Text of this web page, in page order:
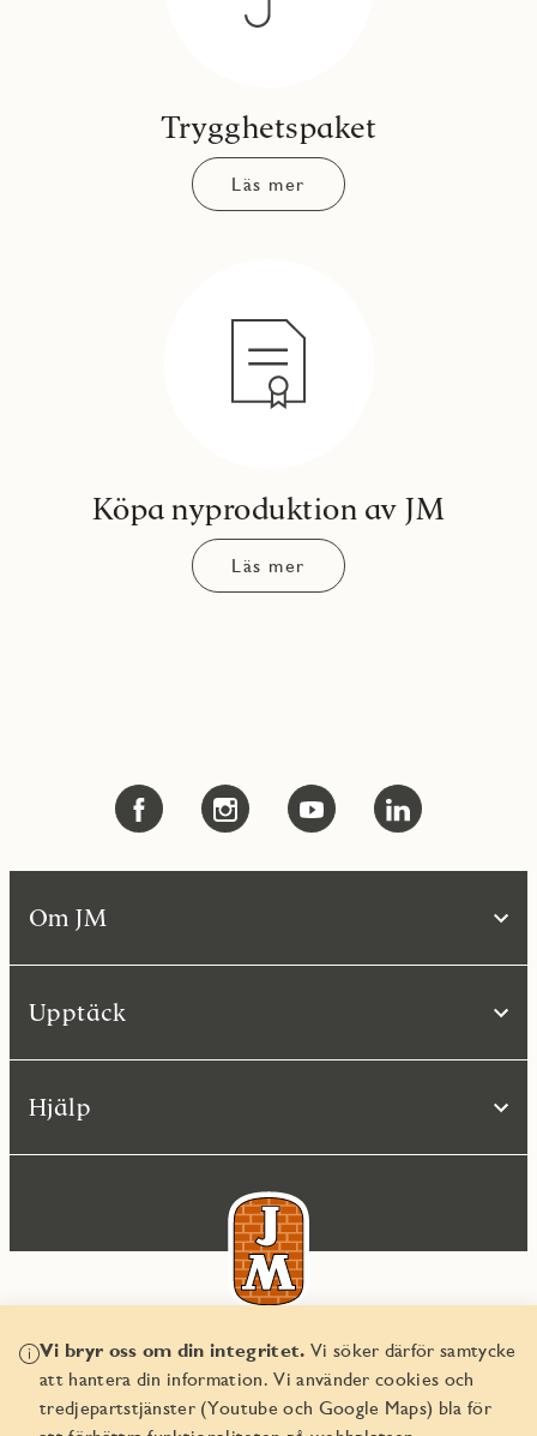
Trygghetspaket
Läs mer
Köpa nyproduktion av JM
Läs mer
Vi bryr oss om din integritet. Vi söker därför samtycke
att hantera din information. Vi använder cookies och
tredjepartstjänster (Youtube och Google Maps) bla för
Om JM
Upptäck
Hjälp
© JM AB 2026
Organisationsnummer 556045-2103